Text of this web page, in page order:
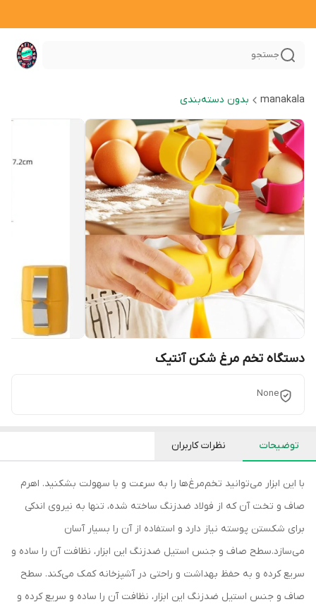
جستجو
manakala بدون دسته‌بندی
دستگاه تخم مرغ شکن آنتیک
None
توضیحات نظرات کاربران
با این ابزار می‌توانید تخم‌مرغ‌ها را به سرعت و با سهولت بشکنید. اهرم
صاف و تخت آن که از فولاد ضدزنگ ساخته شده، تنها به نیروی اندکی
برای شکستن پوسته نیاز دارد و استفاده از آن را بسیار آسان
می‌سازد.سطح صاف و جنس استیل ضدزنگ این ابزار، نظافت آن را ساده و
سریع کرده و به حفظ بهداشت و راحتی در آشپزخانه کمک می‌کند. سطح
صاف و جنس استیل ضدزنگ این ابزار، نظافت آن را ساده و سریع کرده و